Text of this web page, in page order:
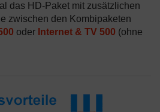
das HD-Paket mit zusätzlichen
zwischen den Kombipaketen
oder Internet & TV 500 (ohne